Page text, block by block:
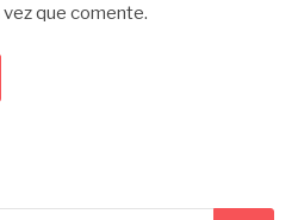
que comente.